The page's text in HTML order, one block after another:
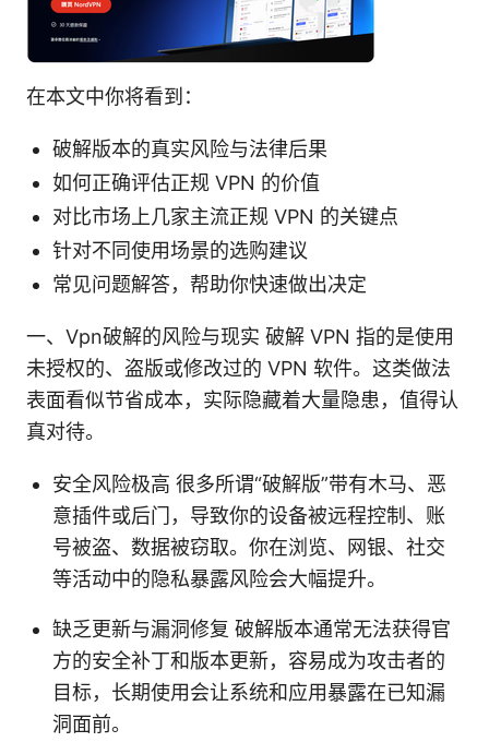
在本文中你将看到：
破解版本的真实风险与法律后果
如何正确评估正规 VPN 的价值
对比市场上几家主流正规 VPN 的关键点
针对不同使用场景的选购建议
常见问题解答，帮助你快速做出决定
一、Vpn破解的风险与现实 破解 VPN 指的是使用
未授权的、盗版或修改过的 VPN 软件。这类做法
表面看似节省成本，实际隐藏着大量隐患，值得认
真对待。
安全风险极高 很多所谓“破解版”带有木马、恶
意插件或后门，导致你的设备被远程控制、账
号被盗、数据被窃取。你在浏览、网银、社交
等活动中的隐私暴露风险会大幅提升。
缺乏更新与漏洞修复 破解版本通常无法获得官
方的安全补丁和版本更新，容易成为攻击者的
目标，长期使用会让系统和应用暴露在已知漏
洞面前。